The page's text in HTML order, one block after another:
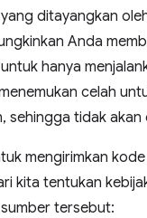
ditayangkan
Anda
hanya
celah
tidak akan
mengirimkan
kita tentukan
tersebut: